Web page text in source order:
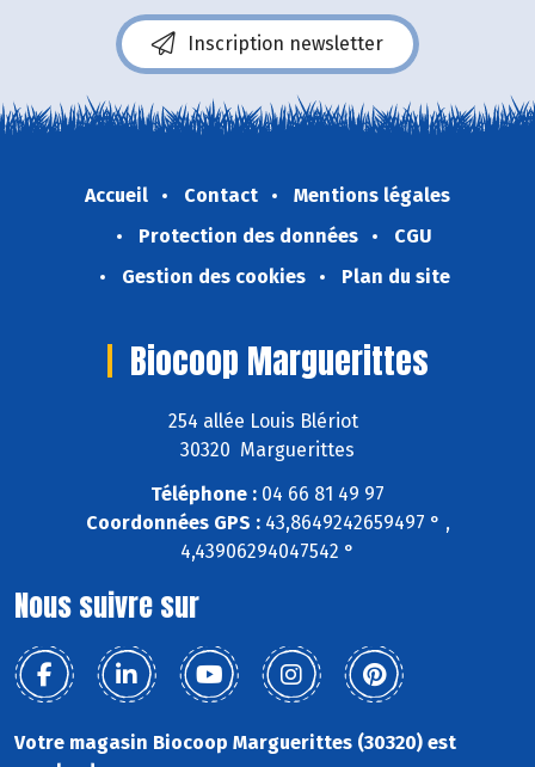
Inscription newsletter
Accueil Contact
Mentions légales
Protection des données
CGU
Gestion des cookies
Plan du site
Biocoop Marguerittes
254 allée Louis Blériot
30320 Marguerittes
Téléphone : 04 66 81 49 97
Coordonnées GPS :43,8649242659497 ° ,
4,43906294047542 °
Nous suivre sur
Votre magasin Biocoop Marguerittes (30320) est